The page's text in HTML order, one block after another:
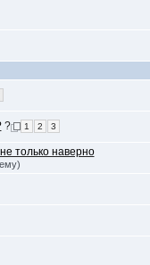
? 1 2 3
только наверно